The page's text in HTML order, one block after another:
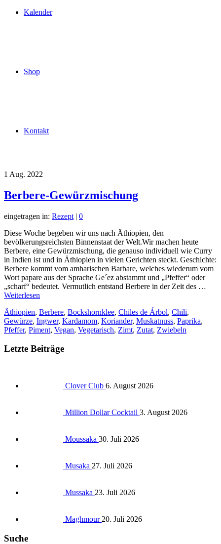
Kalender
Shop
Kontakt
1 Aug. 2022
Berbere-Gewürzmischung
eingetragen in: Rezept | 0
Diese Woche begeben wir uns nach Äthiopien, den
bevölkerungsreichsten Binnenstaat der Welt.Wir machen heute
Berbere, eine Gewürzmischung, die genauso individuell wie Curry
in Indien ist und in Äthiopien in vielen Gerichten steckt. Geschichte:
Berbere kommt vom amharischen Barbare, welches wiederum vom
Wort papare aus der Sprache Ge´ez abstammt und „Pfeffer“ oder
„scharf“ bedeutet. Vermutlich entstand Berbere in der Zeit des …
Weiterlesen
Äthiopien, Berbere, Bockshornklee, Chiles de Árbol, Chili,
Gewürze, Ingwer, Kardamom, Koriander, Muskatnuss, Paprika,
Pfeffer, Piment, Vegan, Vegetarisch, Zimt, Zutat, Zwiebeln
Letzte Beiträge
Clover Club 6. August 2026
Million Dollar Cocktail 3. August 2026
Moussaka 30. Juli 2026
Musaka 27. Juli 2026
Mussaka 23. Juli 2026
Maghmour 20. Juli 2026
Suche